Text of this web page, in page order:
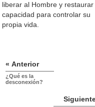
liberar al Hombre y restaurar
capacidad para controlar su
propia vida.
« Anterior
¿Qué es la
desconexión?